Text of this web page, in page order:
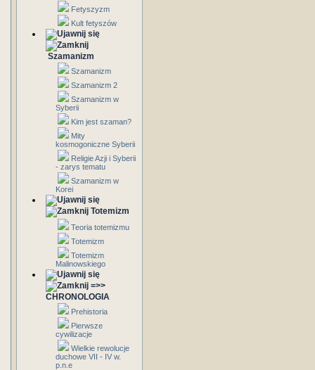
Fetyszyzm
Kult fetyszów
Szamanizm
Szamanizm
Szamanizm 2
Szamanizm w
Syberii
Kim jest szaman?
Mity
kosmogoniczne Syberii
Religie Azji i Syberii
- zarys tematu
Szamanizm w
Korei
Totemizm
Teoria totemizmu
Totemizm
Totemizm
Malinowskiego
=>>
CHRONOLOGIA
Prehistoria
Pierwsze
cywilizacje
Wielkie rewolucje
duchowe VII - IV w.
p.n.e